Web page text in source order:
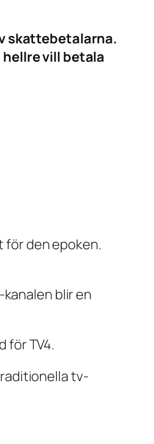
skattebetalarna.
vill betala
för den epoken.
blir en
för TV4.
tv-